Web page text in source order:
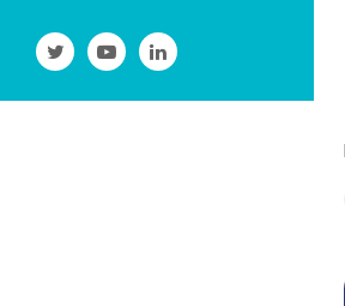
Suivre
l'ANSM
Twitter
Suivre
l'ANSM
Youtube
Suivre
l'ANSM
Linkedin